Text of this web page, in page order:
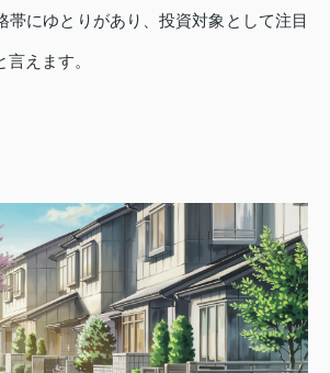
帯にゆとりがあり、投資対象として注目
えます。